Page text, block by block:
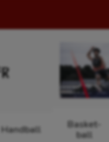
Handball
Basket-
ball